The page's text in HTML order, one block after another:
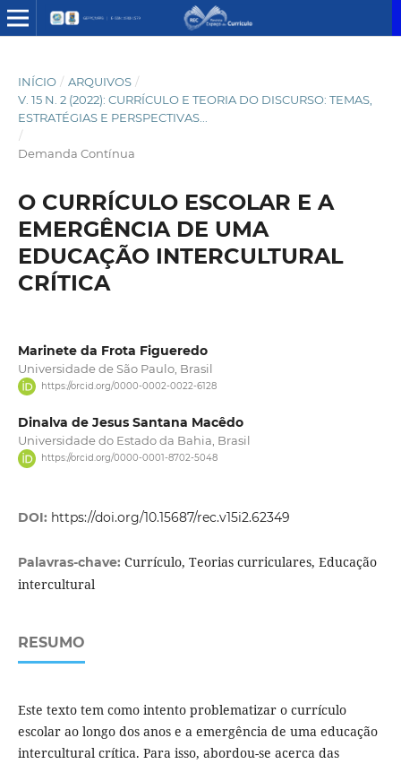
INÍCIO / ARQUIVOS /
V. 15 N. 2 (2022): CURRÍCULO E TEORIA DO DISCURSO: TEMAS,
ESTRATÉGIAS E PERSPECTIVAS...
/
Demanda Contínua
O CURRÍCULO ESCOLAR E A
EMERGÊNCIA DE UMA
EDUCAÇÃO INTERCULTURAL
CRÍTICA
Marinete da Frota Figueredo
Universidade de São Paulo, Brasil
https://orcid.org/0000-0002-0022-6128
Dinalva de Jesus Santana Macêdo
Universidade do Estado da Bahia, Brasil
https://orcid.org/0000-0001-8702-5048
DOI: https://doi.org/10.15687/rec.v15i2.62349
Palavras-chave: Currículo, Teorias curriculares, Educação
intercultural
RESUMO
Este texto tem como intento problematizar o currículo
escolar ao longo dos anos e a emergência de uma educação
intercultural crítica. Para isso, abordou-se acerca das